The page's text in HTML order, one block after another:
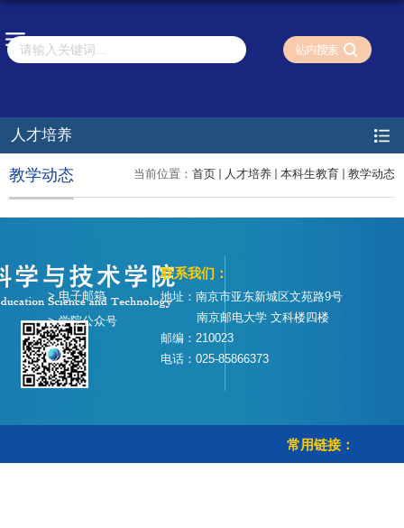
人才培养
当前位置： 首页 人才培养 本科生教育 教学动态
教学动态
联系我们：
地址：南京市亚东新城区文苑路9号
南京邮电大学 文科楼四楼
邮编：210023
电话：025-85866373
> 电子邮箱
> 学院公众号
常用链接：